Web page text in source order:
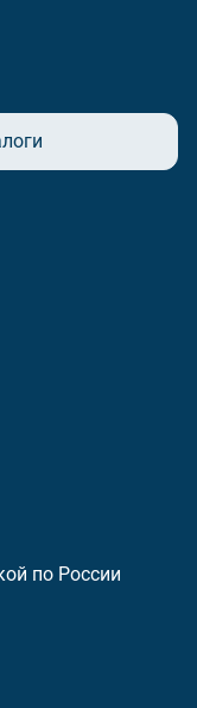
по России